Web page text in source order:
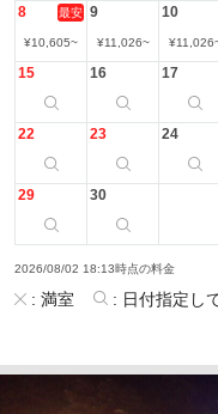
8 最安
¥10,605~
9
¥11,026~
10
¥11,026
15 16 17
22 23 24
29 30
2026/08/02 18:13時点の料金
: 満室 : 日付指定し